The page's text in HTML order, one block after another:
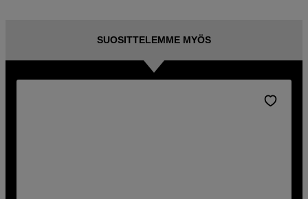
SUOSITTELEMME MYÖS